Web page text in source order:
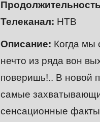
Телеканал: НТВ
Описание: Когда мы
нечто из ряда вон
поверишь!.. В новой
самые
сенсационные